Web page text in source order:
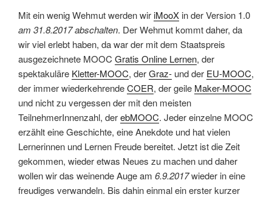
Mit ein wenig Wehmut werden wiriMooX in der Version 1.0
am 31.8.2017 abschalten. Der Wehmut kommt daher, da
wir viel erlebt haben, da war der mit dem Staatspreis
ausgezeichnete MOOC Gratis Online Lernen, der
spektakuläre Kletter-MOOC, derGraz- und der EU-MOOC,
der immer wiederkehrendeCOER, der geile Maker-MOOC
und nicht zu vergessen der mit den meisten
TeilnehmerInnenzahl, derebMOOC. Jeder einzelne MOOC
erzählt eine Geschichte, eine Anekdote und hat vielen
Lernerinnen und Lernen Freude bereitet. Jetzt ist die Zeit
gekommen, wieder etwas Neues zu machen und daher
wollen wir das weinende Auge am 6.9.2017wieder in eine
freudiges verwandeln. Bis dahin einmal ein erster kurzer